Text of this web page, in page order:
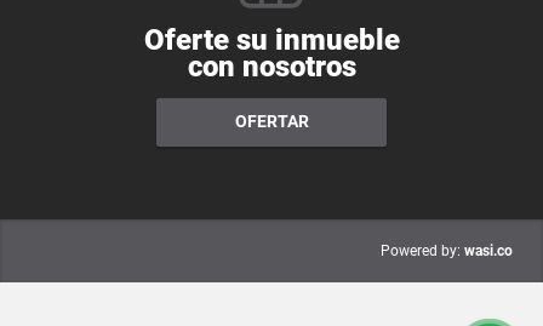
Oferte su inmueble
con nosotros
OFERTAR
Powered by: wasi.co